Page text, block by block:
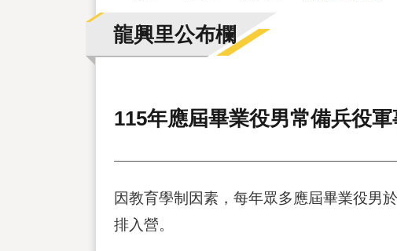
龍興里公布欄
115年應屆畢業役男常備兵役
因教育學制因素，每年眾多應屆畢業役男
排入營。